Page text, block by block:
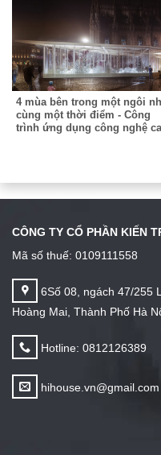
4 mùa bên trong một ngôi
cùng một thời điểm - Công
trình ứng dụng công nghệ
CÔNG TY CỔ PHẦN KIẾN
Mã số thuế: 0109111558
6Số 08, ngách 47/255
Hoàng Mai, Thành Phố Hà
Hotline: 0812126389
hihouse.vn@gmail.com